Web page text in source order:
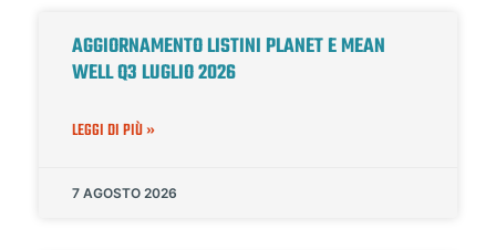
AGGIORNAMENTO LISTINI PLANET E MEAN
WELL Q3 LUGLIO 2026
LEGGI DI PIÙ »
7 AGOSTO 2026